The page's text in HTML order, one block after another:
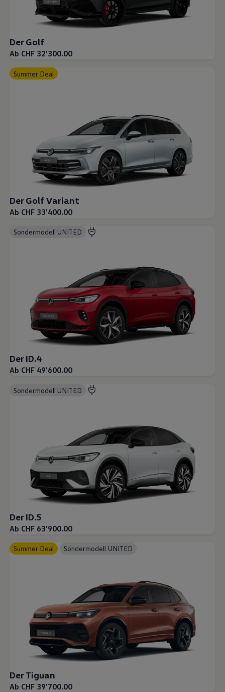
Der Golf
Ab CHF 32'300.00
Summer Deal
Der Golf Variant
Ab CHF 33'400.00
Sondermodell UNITED
Der ID.4
Ab CHF 49'600.00
Sondermodell UNITED
Der ID.5
Ab CHF 63'900.00
Summer Deal Sondermodell UNITED
Der Tiguan
Ab CHF 39'700.00